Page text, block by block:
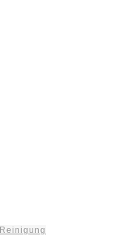
Reinigung